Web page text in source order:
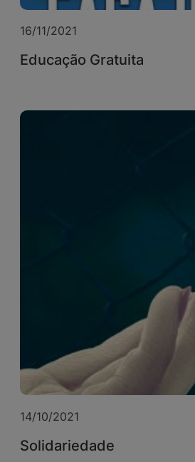
16/11/2021
Educação Gratuita
14/10/2021
Solidariedade